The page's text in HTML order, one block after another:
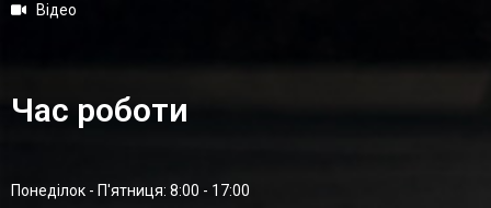
Відео
Час роботи
Понеділок - П'ятниця: 8:00 - 17:00